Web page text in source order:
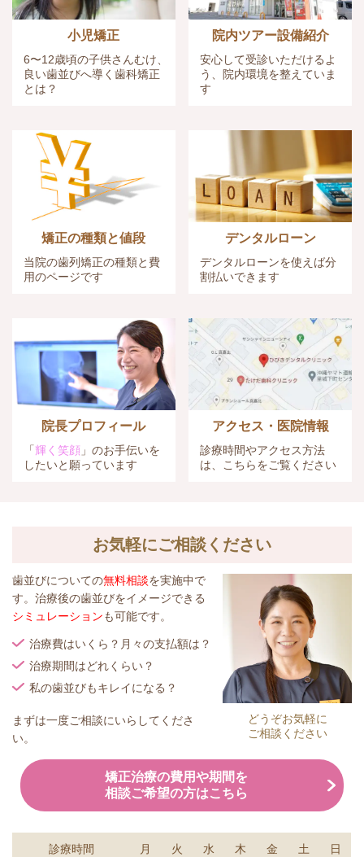
小児矯正
6〜12歳頃の子供さんむけ、
良い歯並びへ導く歯科矯正
とは？
院内ツアー設備紹介
安心して受診いただけるよ
う、院内環境を整えていま
す
矯正の種類と値段
当院の歯列矯正の種類と費
用のページです
デンタルローン
デンタルローンを使えば分
割払いできます
院長プロフィール
「輝く笑顔 」のお手伝いを
したいと願っています
アクセス・医院情報
診療時間やアクセス方法
は、こちらをご覧ください
お気軽にご相談ください
どうぞお気軽に
ご相談ください
歯並びについての無料相談を実施中で
す。治療後の歯並びをイメージできる
シミュレーションも可能です。
治療費はいくら？月々の支払額は？
治療期間はどれくらい？
私の歯並びもキレイになる？
まずは一度ご相談にいらしてくださ
い。
矯正治療の費用や期間を
相談ご希望の方はこちら
診療時間 月 火 水 木 金 土 日